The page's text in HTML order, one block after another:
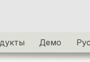
Демо